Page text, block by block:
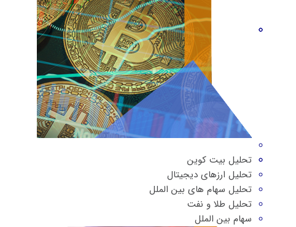
تحلیل بیت کوین
تحلیل ارزهای دیجیتال
تحلیل سهام های بین الملل
تحلیل طلا و نفت
سهام بین الملل